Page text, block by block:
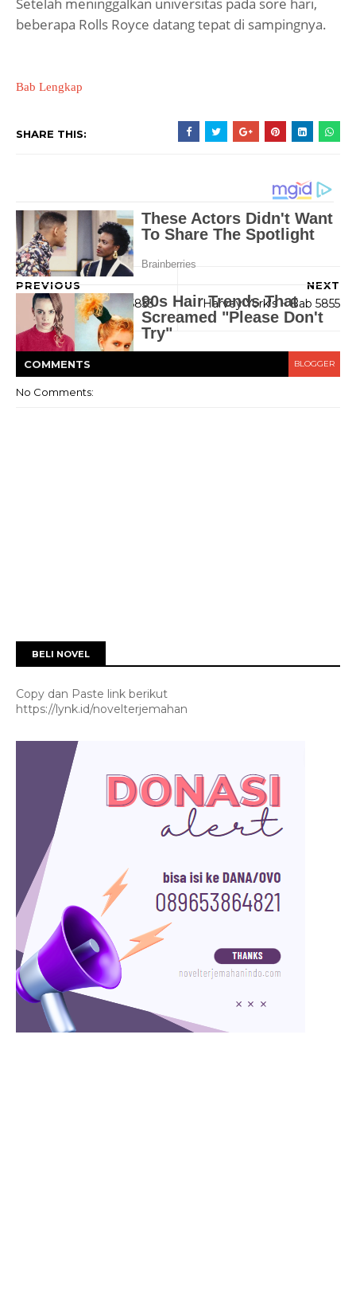
beberapa Rolls Royce datang tepat di sampingnya.
Bab Lengkap
SHARE THIS:
NEXT
Harvey York's ~ Bab 5855
PREVIOUS
Harvey York's ~ Bab 5853
COMMENTS BLOGGER
No Comments:
BELI NOVEL
Copy dan Paste link berikut
https://lynk.id/novelterjemahan